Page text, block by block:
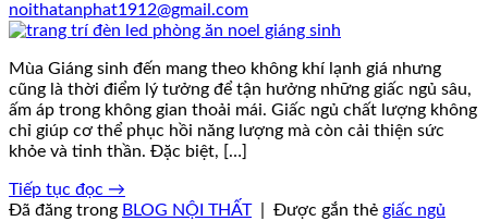
noithatanphat1912@gmail.com
Mùa Giáng sinh đến mang theo không khí lạnh giá nhưng
cũng là thời điểm lý tưởng để tận hưởng những giấc ngủ sâu,
ấm áp trong không gian thoải mái. Giấc ngủ chất lượng không
chỉ giúp cơ thể phục hồi năng lượng mà còn cải thiện sức
khỏe và tinh thần. Đặc biệt, […]
Tiếp tục đọc →
Đã đăng trong BLOG NỘI THẤT Được gắn thẻ giấc ngủ